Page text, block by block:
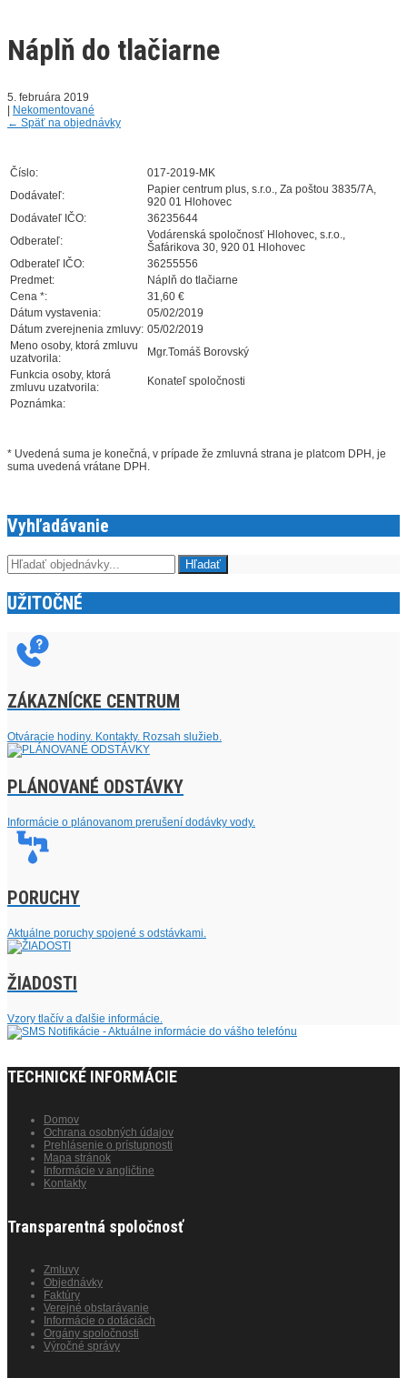
Náplň do tlačiarne
5. februára 2019
Nekomentované
← Späť na objednávky
Číslo:
017-2019-MK
Dodávateľ:
Papier centrum plus, s.r.o., Za poštou 3835/7A,
920 01 Hlohovec
Dodávateľ IČO:
36235644
Odberateľ:
Vodárenská spoločnosť Hlohovec, s.r.o.,
Šafárikova 30, 920 01 Hlohovec
Odberateľ IČO:
36255556
Predmet:
Náplň do tlačiarne
Cena *:
31,60 €
Dátum vystavenia:
05/02/2019
Dátum zverejnenia zmluvy: 05/02/2019
Meno osoby, ktorá zmluvu
uzatvorila:
Mgr.Tomáš Borovský
Funkcia osoby, ktorá
zmluvu uzatvorila:
Konateľ spoločnosti
Poznámka:
* Uvedená suma je konečná, v prípade že zmluvná strana je platcom DPH, je
suma uvedená vrátane DPH.
Vyhľadávanie
UŽITOČNÉ
ZÁKAZNÍCKE CENTRUM
Otváracie hodiny. Kontakty. Rozsah služieb.
PLÁNOVANÉ ODSTÁVKY
Informácie o plánovanom prerušení dodávky vody.
PORUCHY
Aktuálne poruchy spojené s odstávkami.
ŽIADOSTI
Vzory tlačív a ďalšie informácie.
TECHNICKÉ INFORMÁCIE
Domov
Ochrana osobných údajov
Prehlásenie o prístupnosti
Mapa stránok
Informácie v angličtine
Kontakty
Transparentná spoločnosť
Zmluvy
Objednávky
Faktúry
Verejné obstarávanie
Informácie o dotáciách
Orgány spoločnosti
Výročné správy